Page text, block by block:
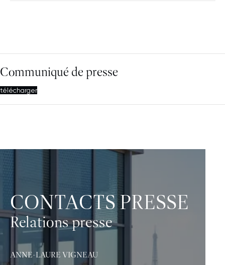
Communiqué de presse
télécharger
CONTACTS PRESSE
Relations presse
ANNE-LAURE VIGNEAU